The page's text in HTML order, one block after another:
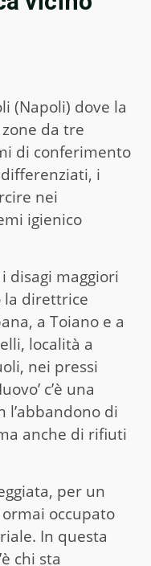
(Napoli) dove la
da tre
di conferimento
i
nei
igienico
disagi maggiori
la direttrice
a Toiano e a
località a
nei pressi
c’è una
l’abbandono di
anche di rifiuti
per un
occupato
In questa
chi sta